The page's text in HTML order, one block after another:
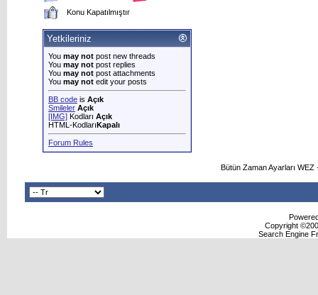
Konu Kapatılmıştır
Yetkileriniz
You may not post new threads
You may not post replies
You may not post attachments
You may not edit your posts
BB code is Açık
Smileler Açık
[IMG] Kodları Açık
HTML-KodlarıKapalı
Forum Rules
Bütün Zaman Ayarları
Copyright
Search Engine